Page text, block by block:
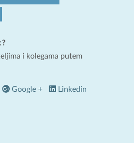
i kolegama putem
Google + Linkedin